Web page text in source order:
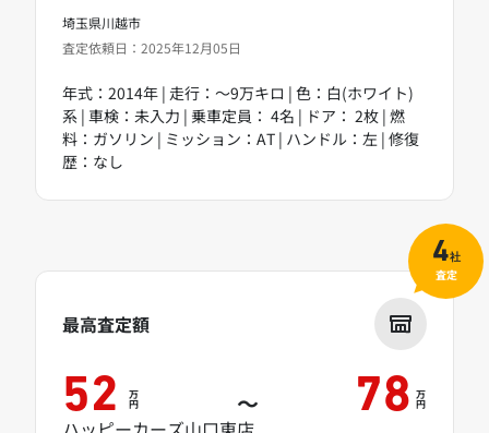
埼玉県川越市
査定依頼日：2025年12月05日
年式：2014年 | 走行：～9万キロ | 色：白(ホワイト)
系 | 車検：未入力 | 乗車定員： 4名 | ドア： 2枚 | 燃
料：ガソリン | ミッション：AT | ハンドル：左 | 修復
歴：なし
最高査定額
52 万
円 ～ 78 万
円
4社
査定